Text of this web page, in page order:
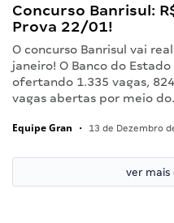
Concurso Banrisul:
Prova 22/01!
O concurso Banrisul vai
janeiro! O Banco do
ofertando 1.335 vagas,
vagas abertas por meio
Equipe Gran • 13 de Dezembro
ver mais